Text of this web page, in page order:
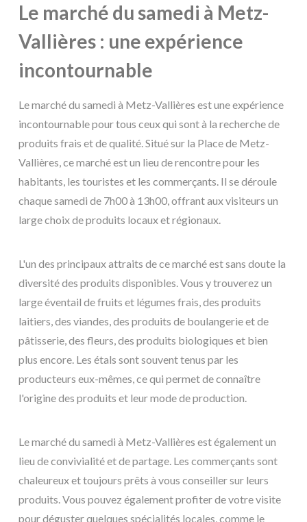
Le marché du samedi à Metz-
Vallières : une expérience
incontournable
Le marché du samedi à Metz-Vallières est une expérience
incontournable pour tous ceux qui sont à la recherche de
produits frais et de qualité. Situé sur la Place de Metz-
Vallières, ce marché est un lieu de rencontre pour les
habitants, les touristes et les commerçants. Il se déroule
chaque samedi de 7h00 à 13h00, offrant aux visiteurs un
large choix de produits locaux et régionaux.
L'un des principaux attraits de ce marché est sans doute la
diversité des produits disponibles. Vous y trouverez un
large éventail de fruits et légumes frais, des produits
laitiers, des viandes, des produits de boulangerie et de
pâtisserie, des fleurs, des produits biologiques et bien
plus encore. Les étals sont souvent tenus par les
producteurs eux-mêmes, ce qui permet de connaître
l'origine des produits et leur mode de production.
Le marché du samedi à Metz-Vallières est également un
lieu de convivialité et de partage. Les commerçants sont
chaleureux et toujours prêts à vous conseiller sur leurs
produits. Vous pouvez également profiter de votre visite
pour déguster quelques spécialités locales, comme le